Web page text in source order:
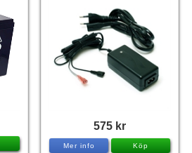
575 kr
Mer info Köp